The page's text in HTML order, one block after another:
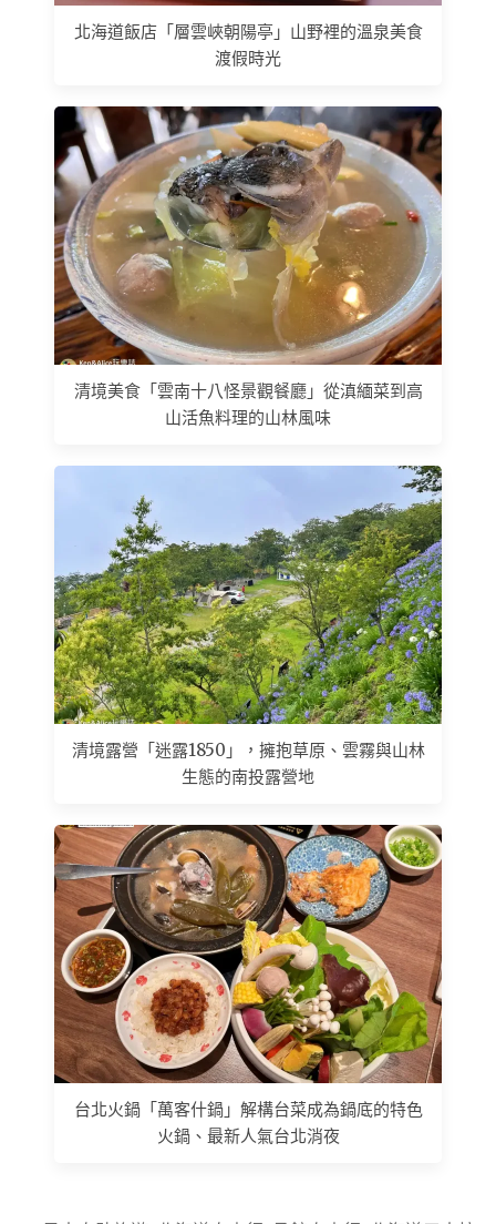
北海道飯店「層雲峽朝陽亭」山野裡的溫泉美食
渡假時光
清境美食「雲南十八怪景觀餐廳」從滇緬菜到高
山活魚料理的山林風味
清境露營「迷露1850」，擁抱草原、雲霧與山林
生態的南投露營地
台北火鍋「萬客什鍋」解構台菜成為鍋底的特色
火鍋、最新人氣台北消夜